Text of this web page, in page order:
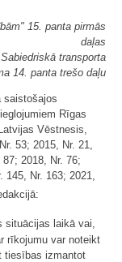
15. panta pirmās
daļas
transporta
14. panta trešo daļu
saistošajos
Rīgas
Vēstnesis,
53; 2015, Nr. 21,
2018, Nr. 76;
145, Nr. 163; 2021,
situācijas laikā vai,
rīkojumu var noteikt
tiesības izmantot